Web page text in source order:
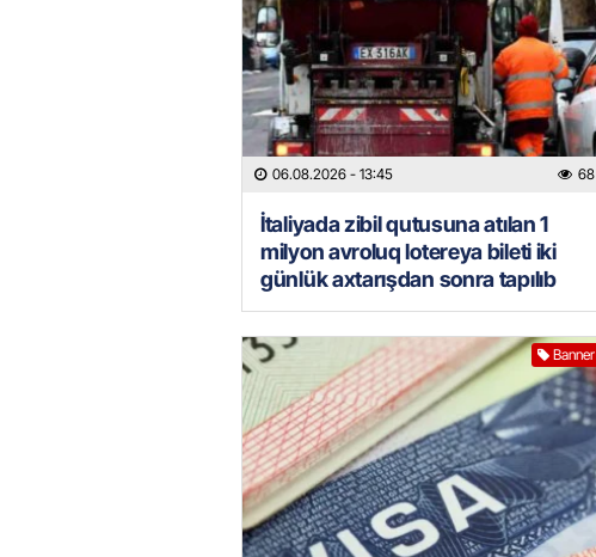
06.08.2026 - 13:45 68
İtaliyada zibil qutusuna atılan 1
milyon avroluq lotereya bileti iki
günlük axtarışdan sonra tapılıb
Banner